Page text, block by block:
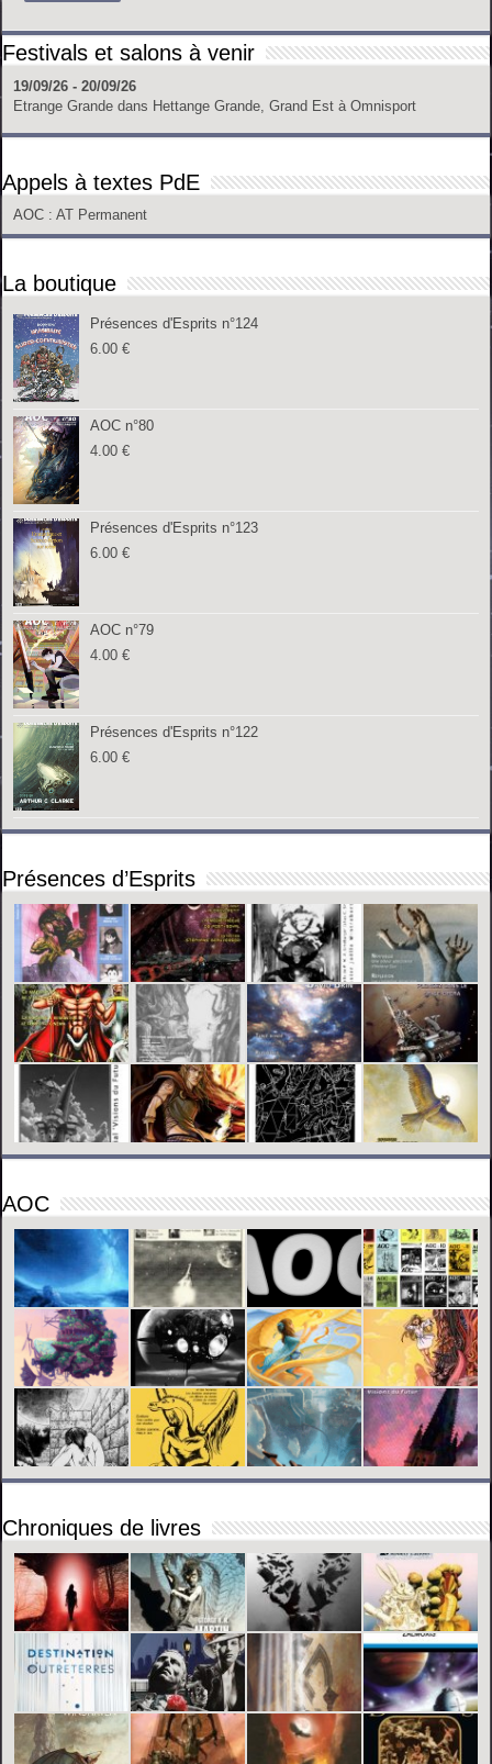
Festivals et salons à venir
19/09/26 - 20/09/26
Etrange Grande dans Hettange Grande, Grand Est à Omnisport
Appels à textes PdE
AOC : AT Permanent
La boutique
Présences d'Esprits n°124
6.00€
AOC n°80
4.00€
Présences d'Esprits n°123
6.00€
AOC n°79
4.00€
Présences d'Esprits n°122
6.00€
Présences d’Esprits
AOC
Chroniques de livres